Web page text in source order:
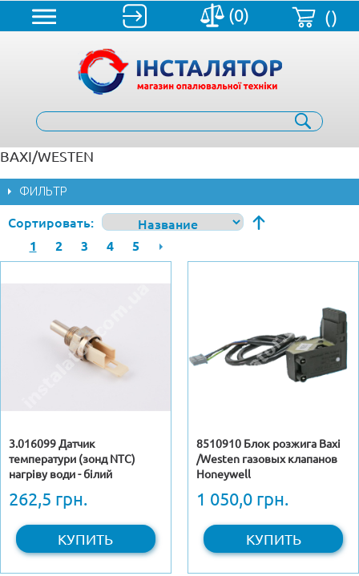
(0) ()
BAXI/WESTEN
ФИЛЬТР
Сортировать
1 2 3 4 5
3.016099 Датчик
температури (зонд NTC)
нагріву води - білий
262,5 грн.
КУПИТЬ
8510910 Блок розжига Baxi
/Westen газовых клапанов
Honeywell
1 050,0 грн.
КУПИТЬ